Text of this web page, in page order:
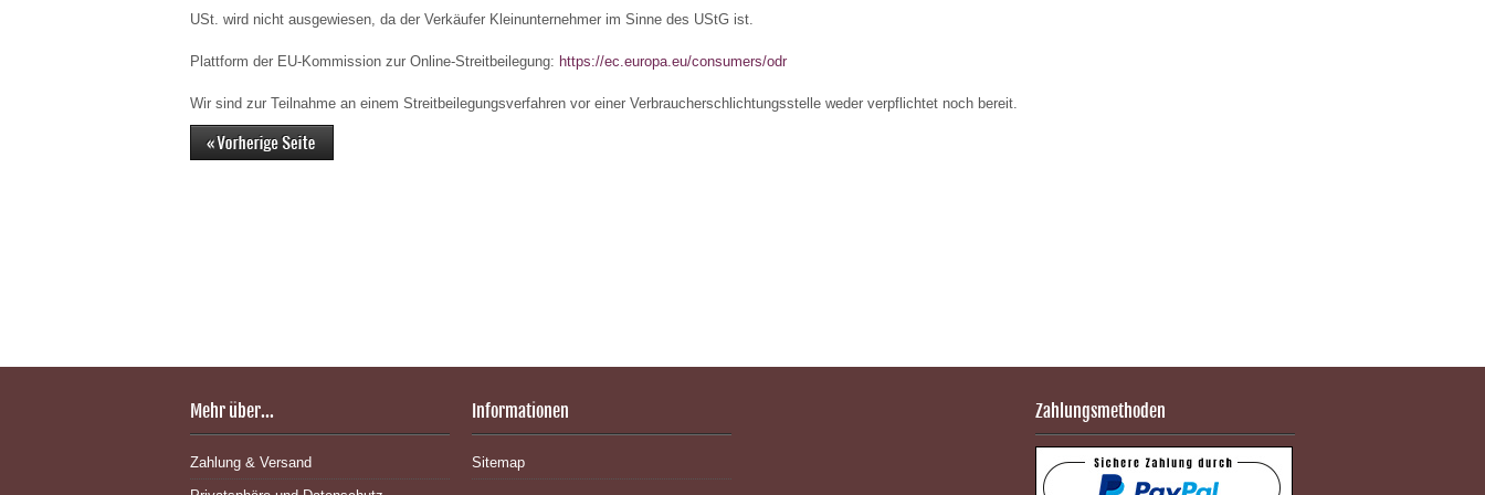
USt. wird nicht ausgewiesen, da der Verkäufer Kleinunternehmer im Sinne des UStG ist.
Plattform der EU-Kommission zur Online-Streitbeilegung: https://ec.europa.eu/consumers/odr
Wir sind zur Teilnahme an einem Streitbeilegungsverfahren vor einer Verbraucherschlichtungsstelle weder verpflichtet noch bereit.
Mehr über...
Zahlung & Versand
Informationen
Sitemap
Zahlungsmethoden